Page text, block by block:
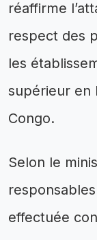
réaffirme
respect des
les
supérieur en
Congo.
Selon le
effectuée